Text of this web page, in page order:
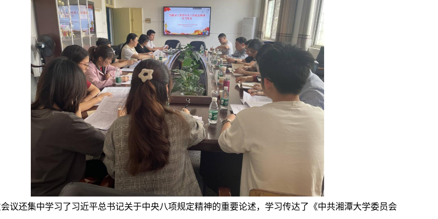
议还集中学习了习近平总书记关于中央八项规定精神的重要论述，学习传达了《中共湘潭大学委员会